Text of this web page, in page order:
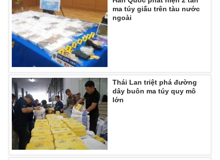
VTV Money VTV Thể thao
VTV Sức khoẻ Bất động sản
Thị trường 24h
VTV4 Vươn mình bằng AI
VTV9 VTV8
Liên hệ tòa soạn English
ma túy giấu trên tàu nước
ngoài
Thái Lan triệt phá đường
dây buôn ma túy quy mô
lớn